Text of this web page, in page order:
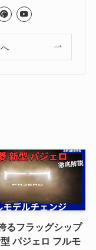
るフラッグシップ
パジェロ フルモ